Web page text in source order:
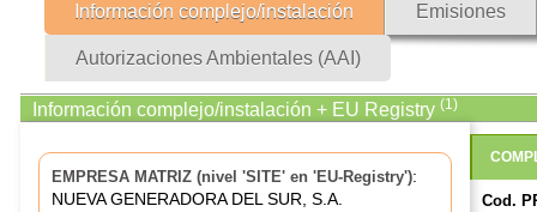
Información complejo/instalación Emisiones
Autorizaciones Ambientales (AAI)
Información complejo/instalación + EU Registry (1)
EMPRESA MATRIZ (nivel 'SITE' en 'EU-Registry'):
NUEVA GENERADORA DEL SUR, S.A.
Cod.